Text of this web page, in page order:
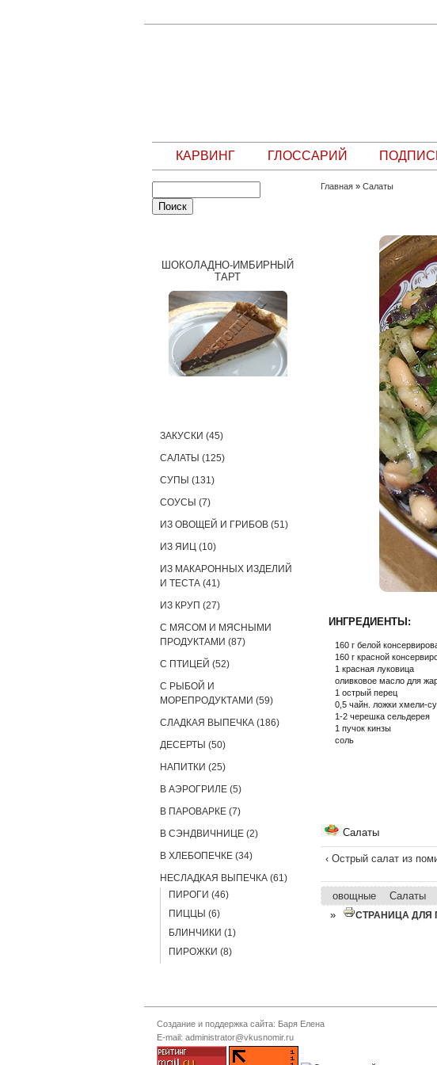
КАРВИНГ ГЛОССАРИЙ
Главная » Салаты
ИНГРЕДИЕНТЫ:
160 г белой
160 г красной
1 красная луковица
оливковое масло для
1 острый перец
0,5 чайн. ложки хмели-
1-2 черешка сельдерея
1 пучок кинзы
соль
Салаты
‹ Острый салат из
овощные
Салаты
»
СТРАНИЦА ДЛЯ
ШОКОЛАДНО-ИМБИРНЫЙ
ТАРТ
ЗАКУСКИ (45)
САЛАТЫ (125)
СУПЫ (131)
СОУСЫ (7)
ИЗ ОВОЩЕЙ И ГРИБОВ (51)
ИЗ ЯИЦ (10)
ИЗ МАКАРОННЫХ ИЗДЕЛИЙ
И ТЕСТА (41)
ИЗ КРУП (27)
С МЯСОМ И МЯСНЫМИ
ПРОДУКТАМИ (87)
С ПТИЦЕЙ (52)
С РЫБОЙ И
МОРЕПРОДУКТАМИ (59)
СЛАДКАЯ ВЫПЕЧКА (186)
ДЕСЕРТЫ (50)
НАПИТКИ (25)
В АЭРОГРИЛЕ (5)
В ПАРОВАРКЕ (7)
В СЭНДВИЧНИЦЕ (2)
В ХЛЕБОПЕЧКЕ (34)
НЕСЛАДКАЯ ВЫПЕЧКА (61)
ПИРОГИ (46)
ПИЦЦЫ (6)
БЛИНЧИКИ (1)
ПИРОЖКИ (8)
Создание и поддержка сайта: Баря Елена
E-mail: administrator@vkusnomir.ru